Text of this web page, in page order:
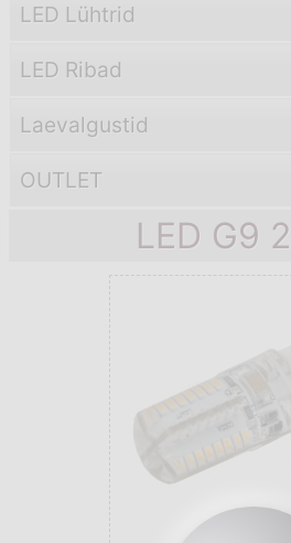
LED Lühtrid
LED Ribad
Laevаlgustid
OUTLET
LED G9